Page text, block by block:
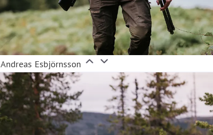
Andreas Esbjörnsson